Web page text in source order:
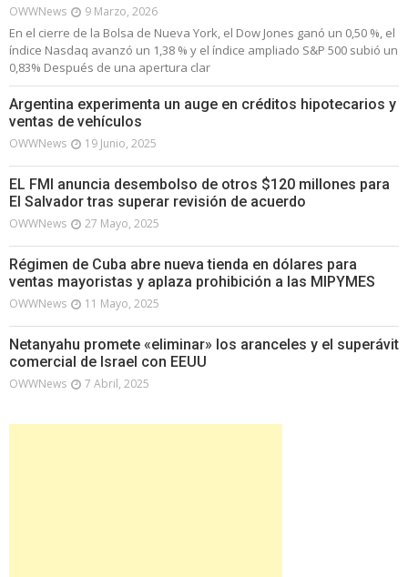
OWWNews 9 Marzo, 2026
En el cierre de la Bolsa de Nueva York, el Dow Jones ganó un 0,50 %, el
índice Nasdaq avanzó un 1,38 % y el índice ampliado S&P 500 subió un
0,83% Después de una apertura clar
Argentina experimenta un auge en créditos hipotecarios y
ventas de vehículos
OWWNews 19 Junio, 2025
EL FMI anuncia desembolso de otros $120 millones para
El Salvador tras superar revisión de acuerdo
OWWNews 27 Mayo, 2025
Régimen de Cuba abre nueva tienda en dólares para
ventas mayoristas y aplaza prohibición a las MIPYMES
OWWNews 11 Mayo, 2025
Netanyahu promete «eliminar» los aranceles y el superávit
comercial de Israel con EEUU
OWWNews 7 Abril, 2025